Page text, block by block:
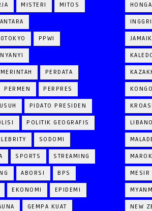
MISTERI MITOS
PPWI
PERDATA
PERMEN PERPRES
PIDATO PRESIDEN
POLITIK GEOGRAFIS
SODOMI
SPORTS STREAMING
ABORSI BPS
EKONOMI EPIDEMI
GEMPA KUAT
MESIR
NEW